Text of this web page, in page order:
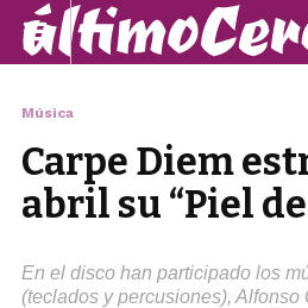
Música
Carpe Diem
abril su “Piel
En el disco han participado los
(teclados y percusiones), Alfonso